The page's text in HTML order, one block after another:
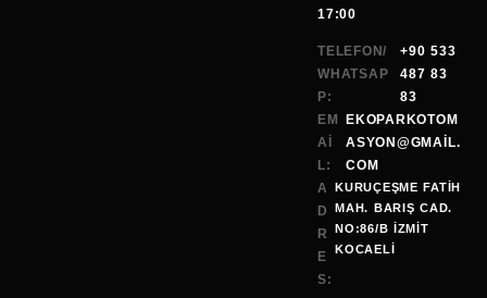
17:00
TELEFON/
WHATSAP
P:
+90 533
487 83
83
EM
AI
L:
EKOPARKOTOM
ASYON@GMAİL.
COM
A
D
R
E
S:
KURUÇEŞME FATİH
MAH. BARIŞ CAD.
NO:86/B İZMİT
KOCAELI